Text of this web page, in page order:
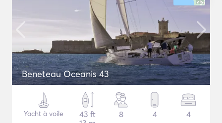
Beneteau Oceanis 43
Yacht à voile
43 ft
8 4 4